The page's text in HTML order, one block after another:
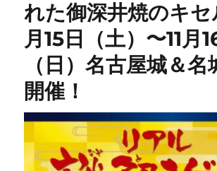
れた御深井焼のキセ
月15日（土）〜11月
（日）名古屋城＆
開催！